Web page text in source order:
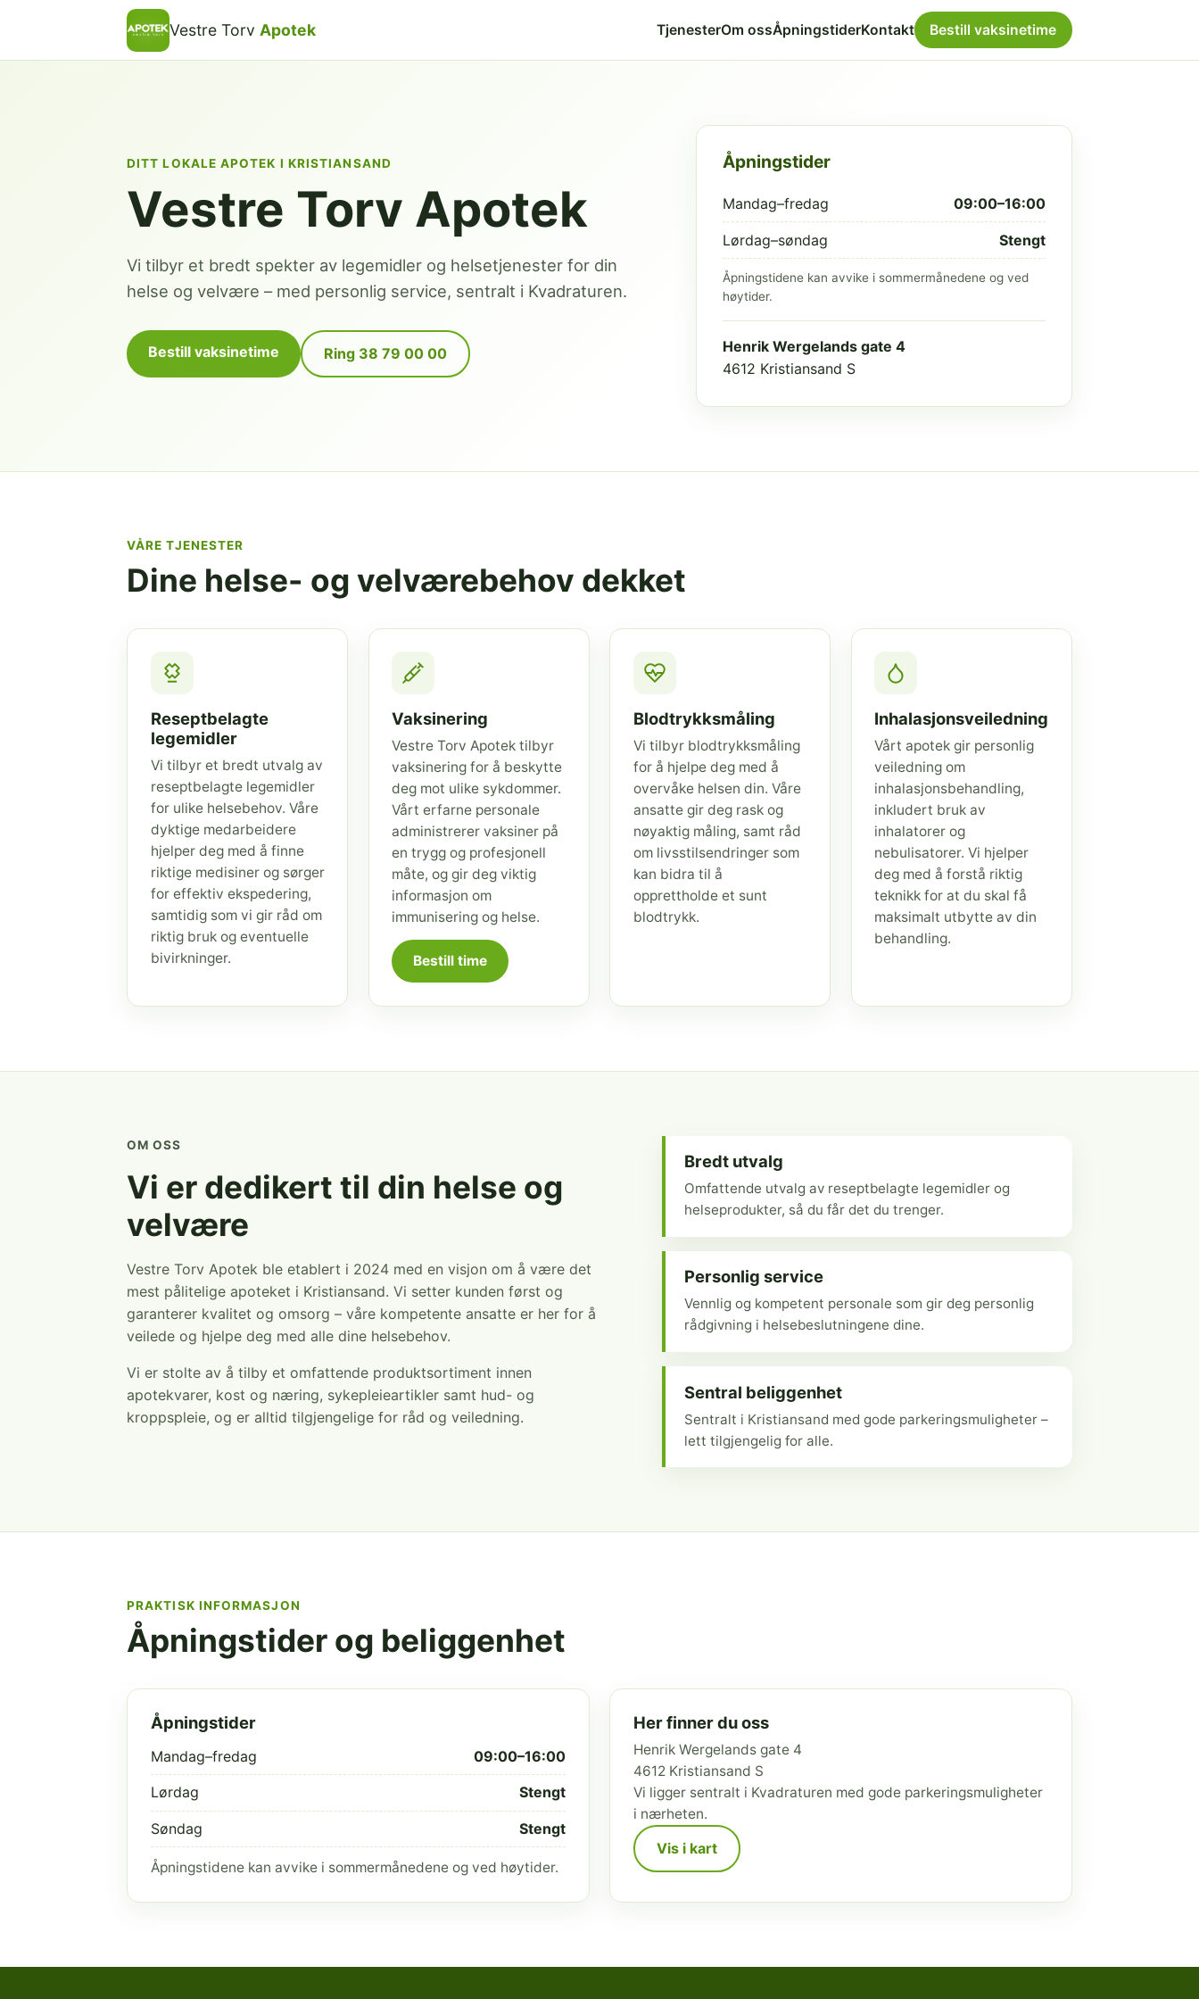
Vestre Torv Apotek TjenesterOm ossÅpningstiderKontakt Bestill vaksinetime
DITT LOKALE APOTEK I KRISTIANSAND
Vestre Torv Apotek
Vi tilbyr et bredt spekter av legemidler og helsetjenester for din
helse og velvære – med personlig service, sentralt i Kvadraturen.
Bestill vaksinetime Ring 38 79 00 00
Åpningstider
Mandag–fredag 09:00–16:00
Lørdag–søndag Stengt
Åpningstidene kan avvike i sommermånedene og ved
høytider.
Henrik Wergelands gate 4
4612 Kristiansand S
VÅRE TJENESTER
Dine helse- og velværebehov dekket
Reseptbelagte
legemidler
Vi tilbyr et bredt utvalg av
reseptbelagte legemidler
for ulike helsebehov. Våre
dyktige medarbeidere
hjelper deg med å finne
riktige medisiner og sørger
for effektiv ekspedering,
samtidig som vi gir råd om
riktig bruk og eventuelle
bivirkninger.
Vaksinering
Vestre Torv Apotek tilbyr
vaksinering for å beskytte
deg mot ulike sykdommer.
Vårt erfarne personale
administrerer vaksiner på
en trygg og profesjonell
måte, og gir deg viktig
informasjon om
immunisering og helse.
Bestill time
Blodtrykksmåling
Vi tilbyr blodtrykksmåling
for å hjelpe deg med å
overvåke helsen din. Våre
ansatte gir deg rask og
nøyaktig måling, samt råd
om livsstilsendringer som
kan bidra til å
opprettholde et sunt
blodtrykk.
Inhalasjonsveiledning
Vårt apotek gir personlig
veiledning om
inhalasjonsbehandling,
inkludert bruk av
inhalatorer og
nebulisatorer. Vi hjelper
deg med å forstå riktig
teknikk for at du skal få
maksimalt utbytte av din
behandling.
OM OSS
Vi er dedikert til din helse og
velvære
Vestre Torv Apotek ble etablert i 2024 med en visjon om å være det
mest pålitelige apoteket i Kristiansand. Vi setter kunden først og
garanterer kvalitet og omsorg – våre kompetente ansatte er her for å
veilede og hjelpe deg med alle dine helsebehov.
Vi er stolte av å tilby et omfattende produktsortiment innen
apotekvarer, kost og næring, sykepleieartikler samt hud- og
kroppspleie, og er alltid tilgjengelige for råd og veiledning.
Bredt utvalg
Omfattende utvalg av reseptbelagte legemidler og
helseprodukter, så du får det du trenger.
Personlig service
Vennlig og kompetent personale som gir deg personlig
rådgivning i helsebeslutningene dine.
Sentral beliggenhet
Sentralt i Kristiansand med gode parkeringsmuligheter –
lett tilgjengelig for alle.
PRAKTISK INFORMASJON
Åpningstider og beliggenhet
Åpningstider
Mandag–fredag 09:00–16:00
Lørdag Stengt
Søndag Stengt
Åpningstidene kan avvike i sommermånedene og ved høytider.
Her finner du oss
Henrik Wergelands gate 4
4612 Kristiansand S
Vi ligger sentralt i Kvadraturen med gode parkeringsmuligheter
i nærheten.
Vis i kart